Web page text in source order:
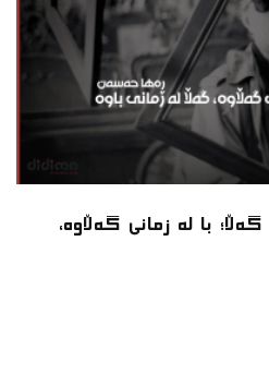
با لە زمانی گەڵاوە،